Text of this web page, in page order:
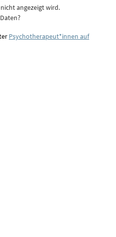
angezeigt wird.
Psychotherapeut*innen auf